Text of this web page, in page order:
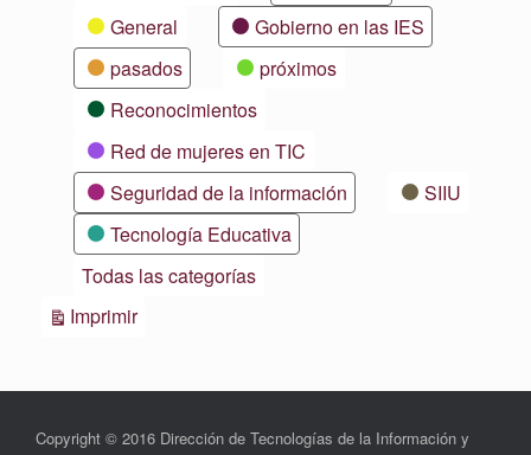
General
Gobierno en las IES
pasados
próximos
Reconocimientos
Red de mujeres en TIC
Seguridad de la información
SIIU
Tecnología Educativa
Todas las categorías
ImprimirVistas
Copyright © 2016 Dirección de Tecnologías de la Información y